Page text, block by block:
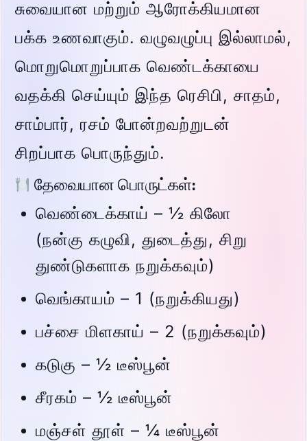
சுவையான மற்றும் ஆரோக்கியமான
பக்க உணவாகும். வழுவழுப்பு இல்லாமல்,
மொறுமொறுப்பாக வெண்டக்காயை
வதக்கி செய்யும் இந்த ரெசிபி, சாதம்,
சாம்பார், ரசம் போன்றவற்றுடன்
சிறப்பாக பொருந்தும்.
தேவையான பொருட்கள்:
வெண்டைக்காய் – ½ கிலோ
(நன்கு கழுவி, துடைத்து, சிறு
துண்டுகளாக நறுக்கவும்)
வெங்காயம் – 1 (நறுக்கியது)
பச்சை மிளகாய் – 2 (நறுக்கவும்)
கடுகு – ½ டீஸ்பூன்
சீரகம் – ½ டீஸ்பூன்
மஞ்சள் தூள் – ¼ டீஸ்பூன்